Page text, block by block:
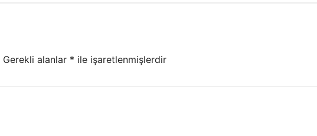
Gerekli alanlar * ile işaretlenmişlerdir